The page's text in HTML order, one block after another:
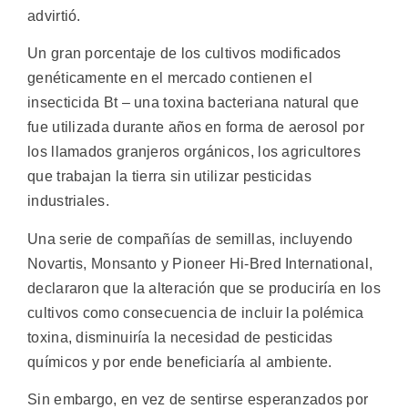
advirtió.
Un gran porcentaje de los cultivos modificados
genéticamente en el mercado contienen el
insecticida Bt – una toxina bacteriana natural que
fue utilizada durante años en forma de aerosol por
los llamados granjeros orgánicos, los agricultores
que trabajan la tierra sin utilizar pesticidas
industriales.
Una serie de compañías de semillas, incluyendo
Novartis, Monsanto y Pioneer Hi-Bred International,
declararon que la alteración que se produciría en los
cultivos como consecuencia de incluir la polémica
toxina, disminuiría la necesidad de pesticidas
químicos y por ende beneficiaría al ambiente.
Sin embargo, en vez de sentirse esperanzados por